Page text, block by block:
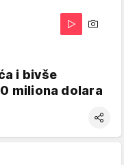
i bivše
miliona dolara